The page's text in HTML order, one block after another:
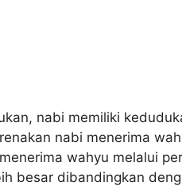
nabi memiliki
nabi menerima
wahyu melalui
besar dibandingkan